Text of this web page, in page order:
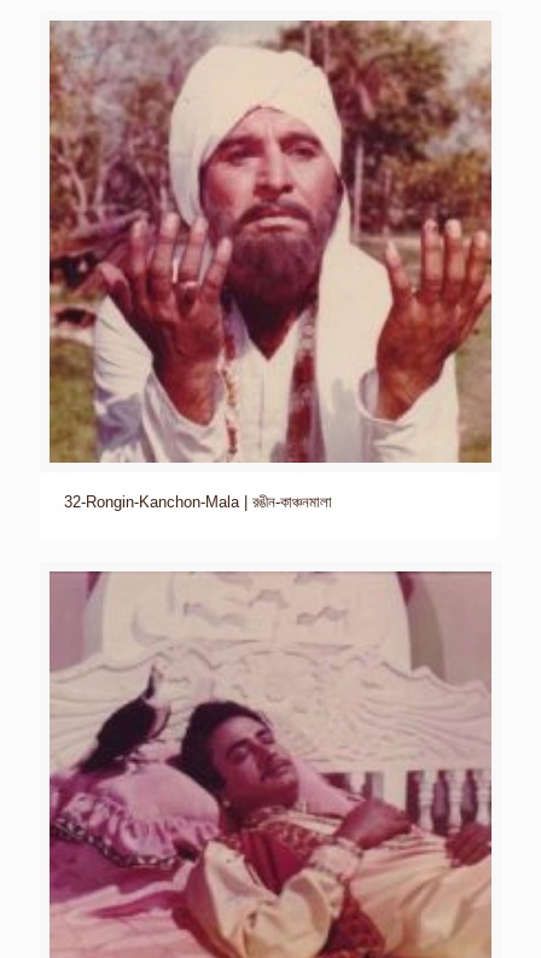
32-Rongin-Kanchon-Mala | রঙীন-কাঞ্চনমালা